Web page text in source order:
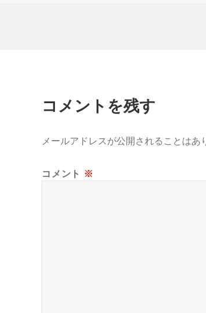
コメントを残す
メールアドレスが公開されることはあ
コメント ※